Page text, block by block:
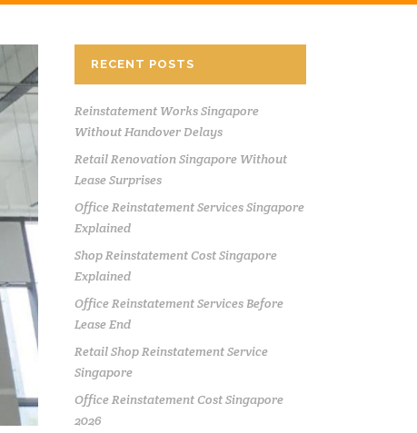
RECENT POSTS
Reinstatement Works Singapore
Without Handover Delays
Retail Renovation Singapore Without
Lease Surprises
Office Reinstatement Services Singapore
Explained
Shop Reinstatement Cost Singapore
Explained
Office Reinstatement Services Before
Lease End
Retail Shop Reinstatement Service
Singapore
Office Reinstatement Cost Singapore
2026